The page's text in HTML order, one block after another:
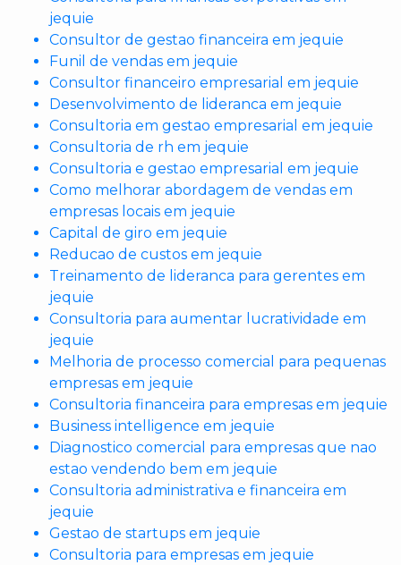
jequie
Consultor de gestao financeira em jequie
Funil de vendas em jequie
Consultor financeiro empresarial em jequie
Desenvolvimento de lideranca em jequie
Consultoria em gestao empresarial em jequie
Consultoria de rh em jequie
Consultoria e gestao empresarial em jequie
Como melhorar abordagem de vendas em
empresas locais em jequie
Capital de giro em jequie
Reducao de custos em jequie
Treinamento de lideranca para gerentes em
jequie
Consultoria para aumentar lucratividade em
jequie
Melhoria de processo comercial para pequenas
empresas em jequie
Consultoria financeira para empresas em jequie
Business intelligence em jequie
Diagnostico comercial para empresas que nao
estao vendendo bem em jequie
Consultoria administrativa e financeira em
jequie
Gestao de startups em jequie
Consultoria para empresas em jequie